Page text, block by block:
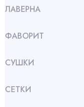
ЛАВЕРНА
ФАВОРИТ
СУШКИ
СЕТКИ